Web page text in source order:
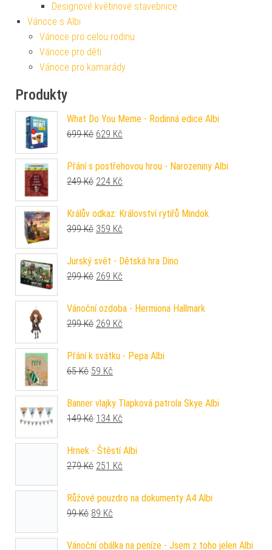
Designové květinové stavebnice
Vánoce s Albi
Vánoce pro celou rodinu
Vánoce pro děti
Vánoce pro kamarády
Produkty
What Do You Meme - Rodinná edice Albi
699Kč Původní cena byla: 699 Kč.
629 Kč
Přání s postřehovou hrou - Narozeniny Albi
249Kč Původní cena byla: 249 Kč.
224 Kč
Králův odkaz: Království rytířů Mindok
399Kč Původní cena byla: 399 Kč.
359 Kč
Jurský svět - Dětská hra Dino
299Kč Původní cena byla: 299 Kč.
269 Kč
Vánoční ozdoba - Hermiona Hallmark
299Kč Původní cena byla: 299 Kč.
269 Kč
Přání k svátku - Pepa Albi
65Kč Původní cena byla: 65 Kč.
59 Kč
Banner vlajky Tlapková patrola Skye Albi
149Kč Původní cena byla: 149 Kč.
134 Kč
Hrnek - Štěstí Albi
279Kč Původní cena byla: 279 Kč.
251 Kč
Růžové pouzdro na dokumenty A4 Albi
99Kč Původní cena byla: 99 Kč.
89 Kč
Vánoční obálka na peníze - Jsem z toho jelen Albi